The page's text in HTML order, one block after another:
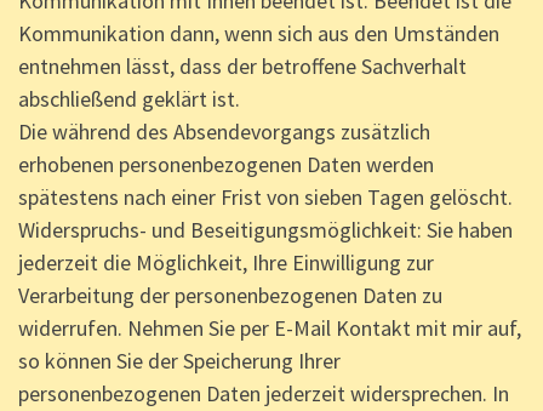
Kommunikation dann, wenn sich aus den Umständen
entnehmen lässt, dass der betroffene Sachverhalt
abschließend geklärt ist.
Die während des Absendevorgangs zusätzlich
erhobenen personenbezogenen Daten werden
spätestens nach einer Frist von sieben Tagen gelöscht.
Widerspruchs- und Beseitigungsmöglichkeit: Sie haben
jederzeit die Möglichkeit, Ihre Einwilligung zur
Verarbeitung der personenbezogenen Daten zu
widerrufen. Nehmen Sie per E-Mail Kontakt mit mir auf,
so können Sie der Speicherung Ihrer
personenbezogenen Daten jederzeit widersprechen. In